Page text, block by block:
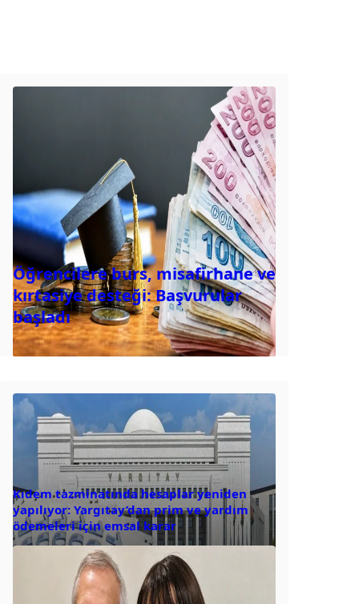
Öğrencilere burs, misafirhane ve
kırtasiye desteği: Başvurular
başladı
Kıdem tazminatında hesaplar yeniden
yapılıyor: Yargıtay’dan prim ve yardım
ödemeleri için emsal karar